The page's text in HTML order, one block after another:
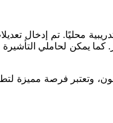
وتعتبر فرصة مميزة